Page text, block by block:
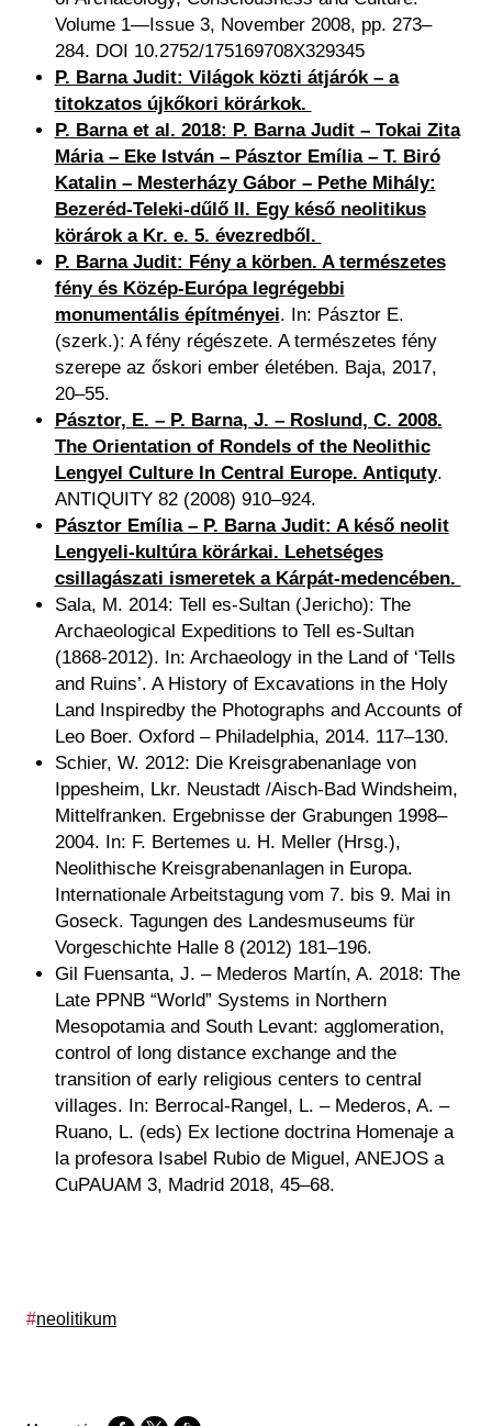
Volume 1—Issue 3, November 2008, pp. 273–
284. DOI 10.2752/175169708X329345
P. Barna Judit: Világok közti átjárók – a
titokzatos újkőkori körárkok.
P. Barna et al. 2018: P. Barna Judit – Tokai Zita
Mária – Eke István – Pásztor Emília – T. Biró
Katalin – Mesterházy Gábor – Pethe Mihály:
Bezeréd-Teleki-dűlő II. Egy késő neolitikus
körárok a Kr. e. 5. évezredből.
P. Barna Judit: Fény a körben. A természetes
fény és Közép-Európa legrégebbi
monumentális építményei. In: Pásztor E.
(szerk.): A fény régészete. A természetes fény
szerepe az őskori ember életében. Baja, 2017,
20–55.
Pásztor, E. – P. Barna, J. – Roslund, C. 2008.
The Orientation of Rondels of the Neolithic
Lengyel Culture In Central Europe. Antiquty.
ANTIQUITY 82 (2008) 910–924.
Pásztor Emília – P. Barna Judit: A késő neolit
Lengyeli-kultúra körárkai. Lehetséges
csillagászati ismeretek a Kárpát-medencében.
Sala, M. 2014: Tell es-Sultan (Jericho): The
Archaeological Expeditions to Tell es-Sultan
(1868-2012). In: Archaeology in the Land of ‘Tells
and Ruins’. A History of Excavations in the Holy
Land Inspiredby the Photographs and Accounts of
Leo Boer. Oxford – Philadelphia, 2014. 117–130.
Schier, W. 2012: Die Kreisgrabenanlage von
Ippesheim, Lkr. Neustadt /Aisch-Bad Windsheim,
Mittelfranken. Ergebnisse der Grabungen 1998–
2004. In: F. Bertemes u. H. Meller (Hrsg.),
Neolithische Kreisgrabenanlagen in Europa.
Internationale Arbeitstagung vom 7. bis 9. Mai in
Goseck. Tagungen des Landesmuseums für
Vorgeschichte Halle 8 (2012) 181–196.
Gil Fuensanta, J. – Mederos Martín, A. 2018: The
Late PPNB “World” Systems in Northern
Mesopotamia and South Levant: agglomeration,
control of long distance exchange and the
transition of early religious centers to central
villages. In: Berrocal-Rangel, L. – Mederos, A. –
Ruano, L. (eds) Ex lectione doctrina Homenaje a
la profesora Isabel Rubio de Miguel, ANEJOS a
CuPAUAM 3, Madrid 2018, 45–68.
Címkék
neolitikum